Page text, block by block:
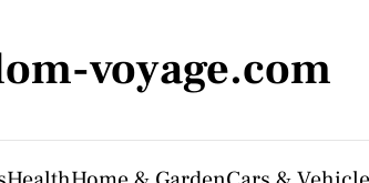
voyage.com